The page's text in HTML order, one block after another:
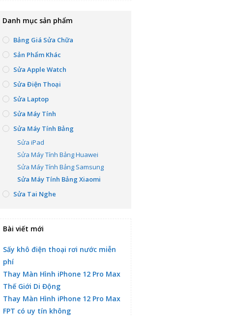
Danh mục sản phẩm
Bảng Giá Sửa Chữa
Sản Phẩm Khác
Sửa Apple Watch
Sửa Điện Thoại
Sửa Laptop
Sửa Máy Tính
Sửa Máy Tính Bảng
Sửa iPad
Sửa Máy Tính Bảng Huawei
Sửa Máy Tính Bảng Samsung
Sửa Máy Tính Bảng Xiaomi
Sửa Tai Nghe
Bài viết mới
Sấy khô điện thoại rơi nước miễn
phí
Thay Màn Hình iPhone 12 Pro Max
Thế Giới Di Động
Thay Màn Hình iPhone 12 Pro Max
FPT có uy tín không